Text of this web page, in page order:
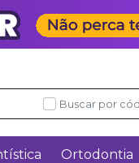
Buscar por
Ortodontia